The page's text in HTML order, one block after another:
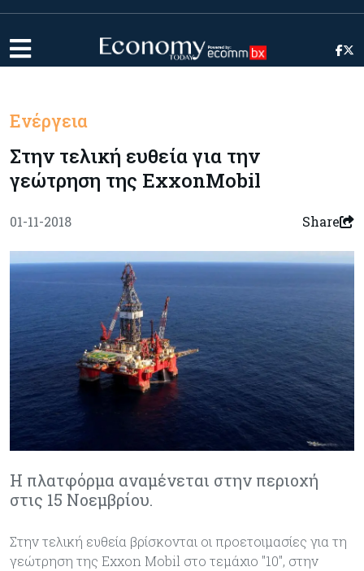
Ενέργεια
Στην τελική ευθεία για την
γεώτρηση της ExxonMobil
01-11-2018 Share
H πλατφόρμα αναμένεται στην περιοχή
στις 15 Νοεμβρίου.
Στην τελική ευθεία βρίσκονται οι προετοιμασίες για τη
γεώτρηση της Εxxon Mobil στο τεμάχιο "10", στην